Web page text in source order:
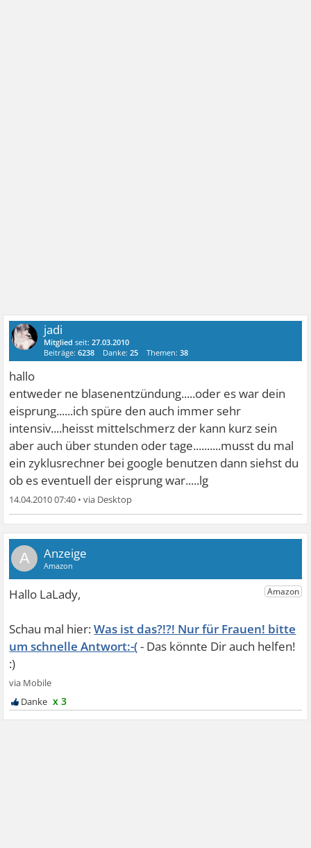
jadi
Mitglied seit:27.03.2010
Beiträge:6238 Danke:25 Themen:38
hallo
entweder ne blasenentzündung.....oder es war dein
eisprung......ich spüre den auch immer sehr
intensiv....heisst mittelschmerz der kann kurz sein
aber auch über stunden oder tage..........musst du mal
ein zyklusrechner bei google benutzen dann siehst du
ob es eventuell der eisprung war.....lg
14.04.2010 07:40 •
A
Was ist das?!?! Nur für Frauen! bitte
um schnelle Antwort:-(
x 3